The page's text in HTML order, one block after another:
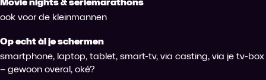
ook voor de kleinmannen
Op echt àl je schermen
smartphone, laptop, tablet, smart-tv, via casting, via je tv-box
– gewoon overal, oké?